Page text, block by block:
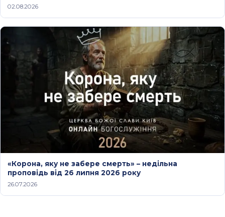
02.08.2026
«Корона, яку не забере смерть» – недільна
проповідь від 26 липня 2026 року
26.07.2026